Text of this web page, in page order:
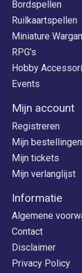
Bordspellen
Ruilkaartspellen
Miniature
RPG's
Hobby
Events
Mijn account
Registreren
Mijn bestellingen
Mijn tickets
Mijn verlanglijst
Informatie
Algemene
Contact
Disclaimer
Privacy Policy